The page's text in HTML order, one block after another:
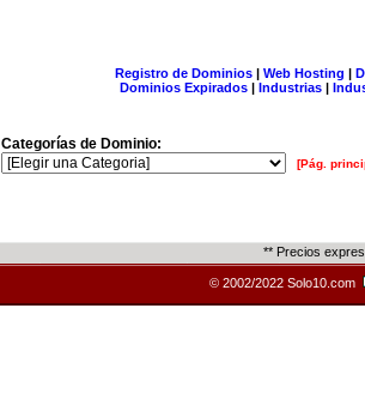
Registro de Dominios| Web Hosting |
Dominios Expirados | Industrias |
Categorías de Dominio:
[Pág.
** Precios
© 2002/2022 Solo10.com